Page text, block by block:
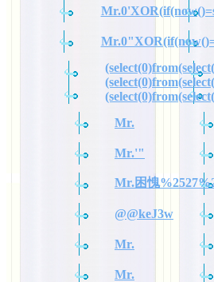
Mr.
Mr.'"
Mr.困愧
@@keJ3w
Mr.
Mr.